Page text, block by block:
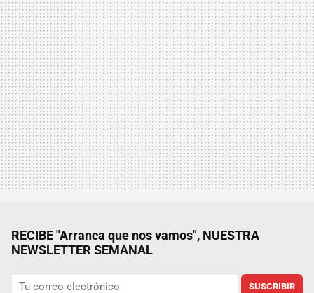
RECIBE "Arranca que nos vamos", NUESTRA
NEWSLETTER SEMANAL
SUSCRIBIR